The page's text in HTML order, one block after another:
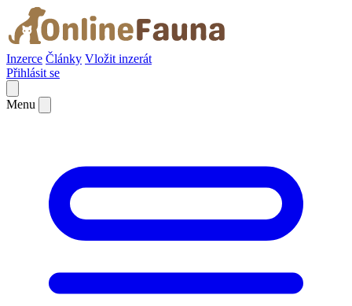
Inzerce Články Vložit inzerát
Přihlásit se
Menu